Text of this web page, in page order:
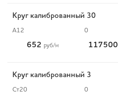
Круг калиброванный 30
А12 0
652 руб/м 117500
Круг калиброванный 3
Ст20 0